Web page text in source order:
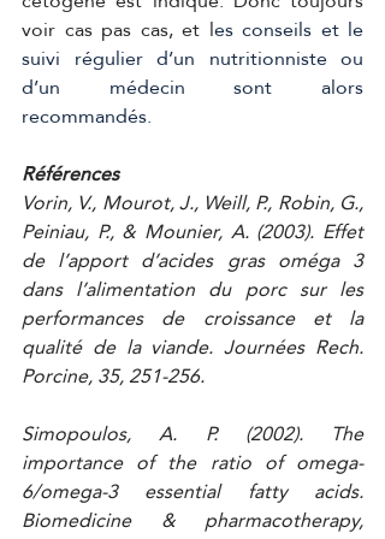
voir cas pas cas, et les conseils et le
suivi régulier d’un nutritionniste ou
d’un médecin sont alors
recommandés.
Références
Vorin, V., Mourot, J., Weill, P., Robin, G.,
Peiniau, P., & Mounier, A. (2003). Effet
de l’apport d’acides gras oméga 3
dans l’alimentation du porc sur les
performances de croissance et la
qualité de la viande. Journées Rech.
Porcine, 35, 251-256.
Simopoulos, A. P. (2002). The
importance of the ratio of omega-
6/omega-3 essential fatty acids.
Biomedicine & pharmacotherapy,